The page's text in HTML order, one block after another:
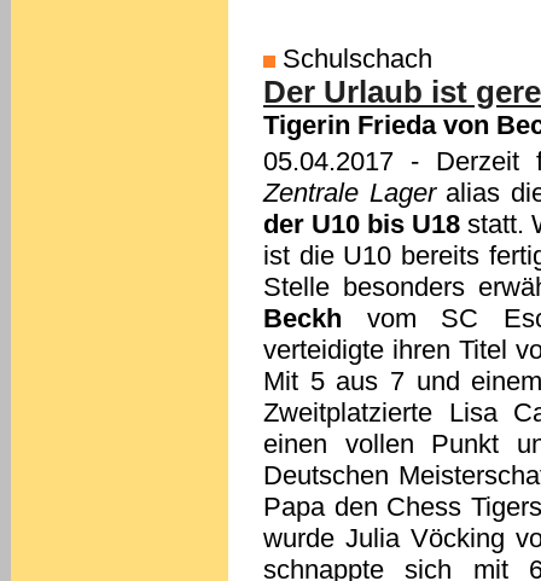
Schulschach
Der Urlaub ist
Tigerin Frieda von
05.04.2017 - Derzeit
Zentrale Lageralias
der U10 bis U18 statt.
ist die U10 bereits
Stelle besonders
Beckh vom SC
verteidigte ihren Titel
Mit 5 aus 7 und
Zweitplatzierte Lisa
einen vollen Punkt
Deutschen
Papa den Chess
wurde Julia Vöcking
schnappte sich mit